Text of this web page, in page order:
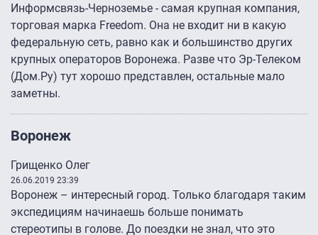
Информсвязь-Черноземье - самая крупная компания,
торговая марка Freedom. Она не входит ни в какую
федеральную сеть, равно как и большинство других
крупных операторов Воронежа. Разве что Эр-Телеком
(Дом.Ру) тут хорошо представлен, остальные мало
заметны.
Воронеж
Грищенко Олег
26.06.2019 23:39
Воронеж – интересный город. Только благодаря таким
экспедициям начинаешь больше понимать
стереотипы в голове. До поездки не знал, что это